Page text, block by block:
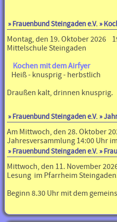
»Frauenbund Steingaden e.V. »
Montag, den 19. Oktober 2026
Mittelschule Steingaden
Kochen mit dem Airfyer
Heiß - knusprig - herbstlich
Draußen kalt, drinnen knusprig.
»Frauenbund Steingaden e.V. »
Am Mittwoch, den 28. Oktober
Jahresversammlung 14:00 Uhr
»Frauenbund Steingaden e.V. »
Mittwoch, den 11. November
Lesung im Pfarrheim
Beginn 8.30 Uhr mit dem